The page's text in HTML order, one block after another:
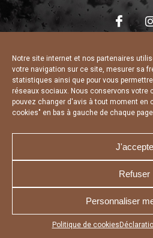
Notre site internet et nos partenaires
votre navigation sur ce site, mesurer sa
statistiques ainsi que pour vous
réseaux sociaux. Nous conservons votre
pouvez changer d'avis à tout moment en
cookies" en bas à gauche de chaque
J'accepte
Refuser
Personnaliser
Politique de cookies
Appuyez sur le bouton partager en bas
CHARTE DE CONFIDENTIALITÉ
POLITIQUE
RÉALISÉ PAR